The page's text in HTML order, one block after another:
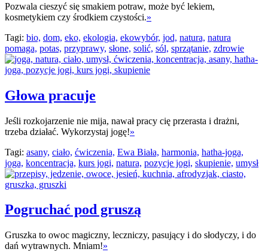
Pozwala cieszyć się smakiem potraw, może być lekiem,
kosmetykiem czy środkiem czystości.»
Tagi: bio, dom, eko, ekologia, ekowybór, jod, natura, natura
pomaga, potas, przyprawy, słone, solić, sól, sprzątanie, zdrowie
Głowa pracuje
Jeśli rozkojarzenie nie mija, nawał pracy cię przerasta i drażni,
trzeba działać. Wykorzystaj jogę!»
Tagi: asany, ciało, ćwiczenia, Ewa Biała, harmonia, hatha-joga,
joga, koncentracja, kurs jogi, natura, pozycje jogi, skupienie, umysł
Pogruchać pod gruszą
Gruszka to owoc magiczny, leczniczy, pasujący i do słodyczy, i do
dań wytrawnych. Mniam!»